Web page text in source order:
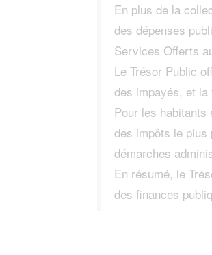
En plus de la
des dépenses
Services Offerts
Le Trésor Public
des impayés, et
Pour les
des impôts le plus
démarches
En résumé, le
des finances